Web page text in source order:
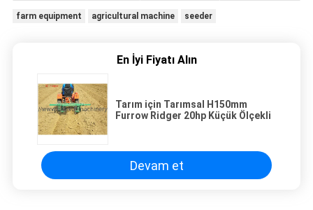
farm equipment agricultural machine seeder
En İyi Fiyatı Alın
Tarım için Tarımsal H150mm
Furrow Ridger 20hp Küçük Ölçekli
Devam et